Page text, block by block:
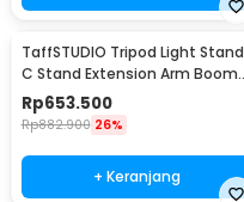
TaffSTUDIO Tripod Light Stand
C Stand Extension Arm Boom
Arm 130cm - 330F
Rp653.500
Rp882.900 26%
+ Keranjang